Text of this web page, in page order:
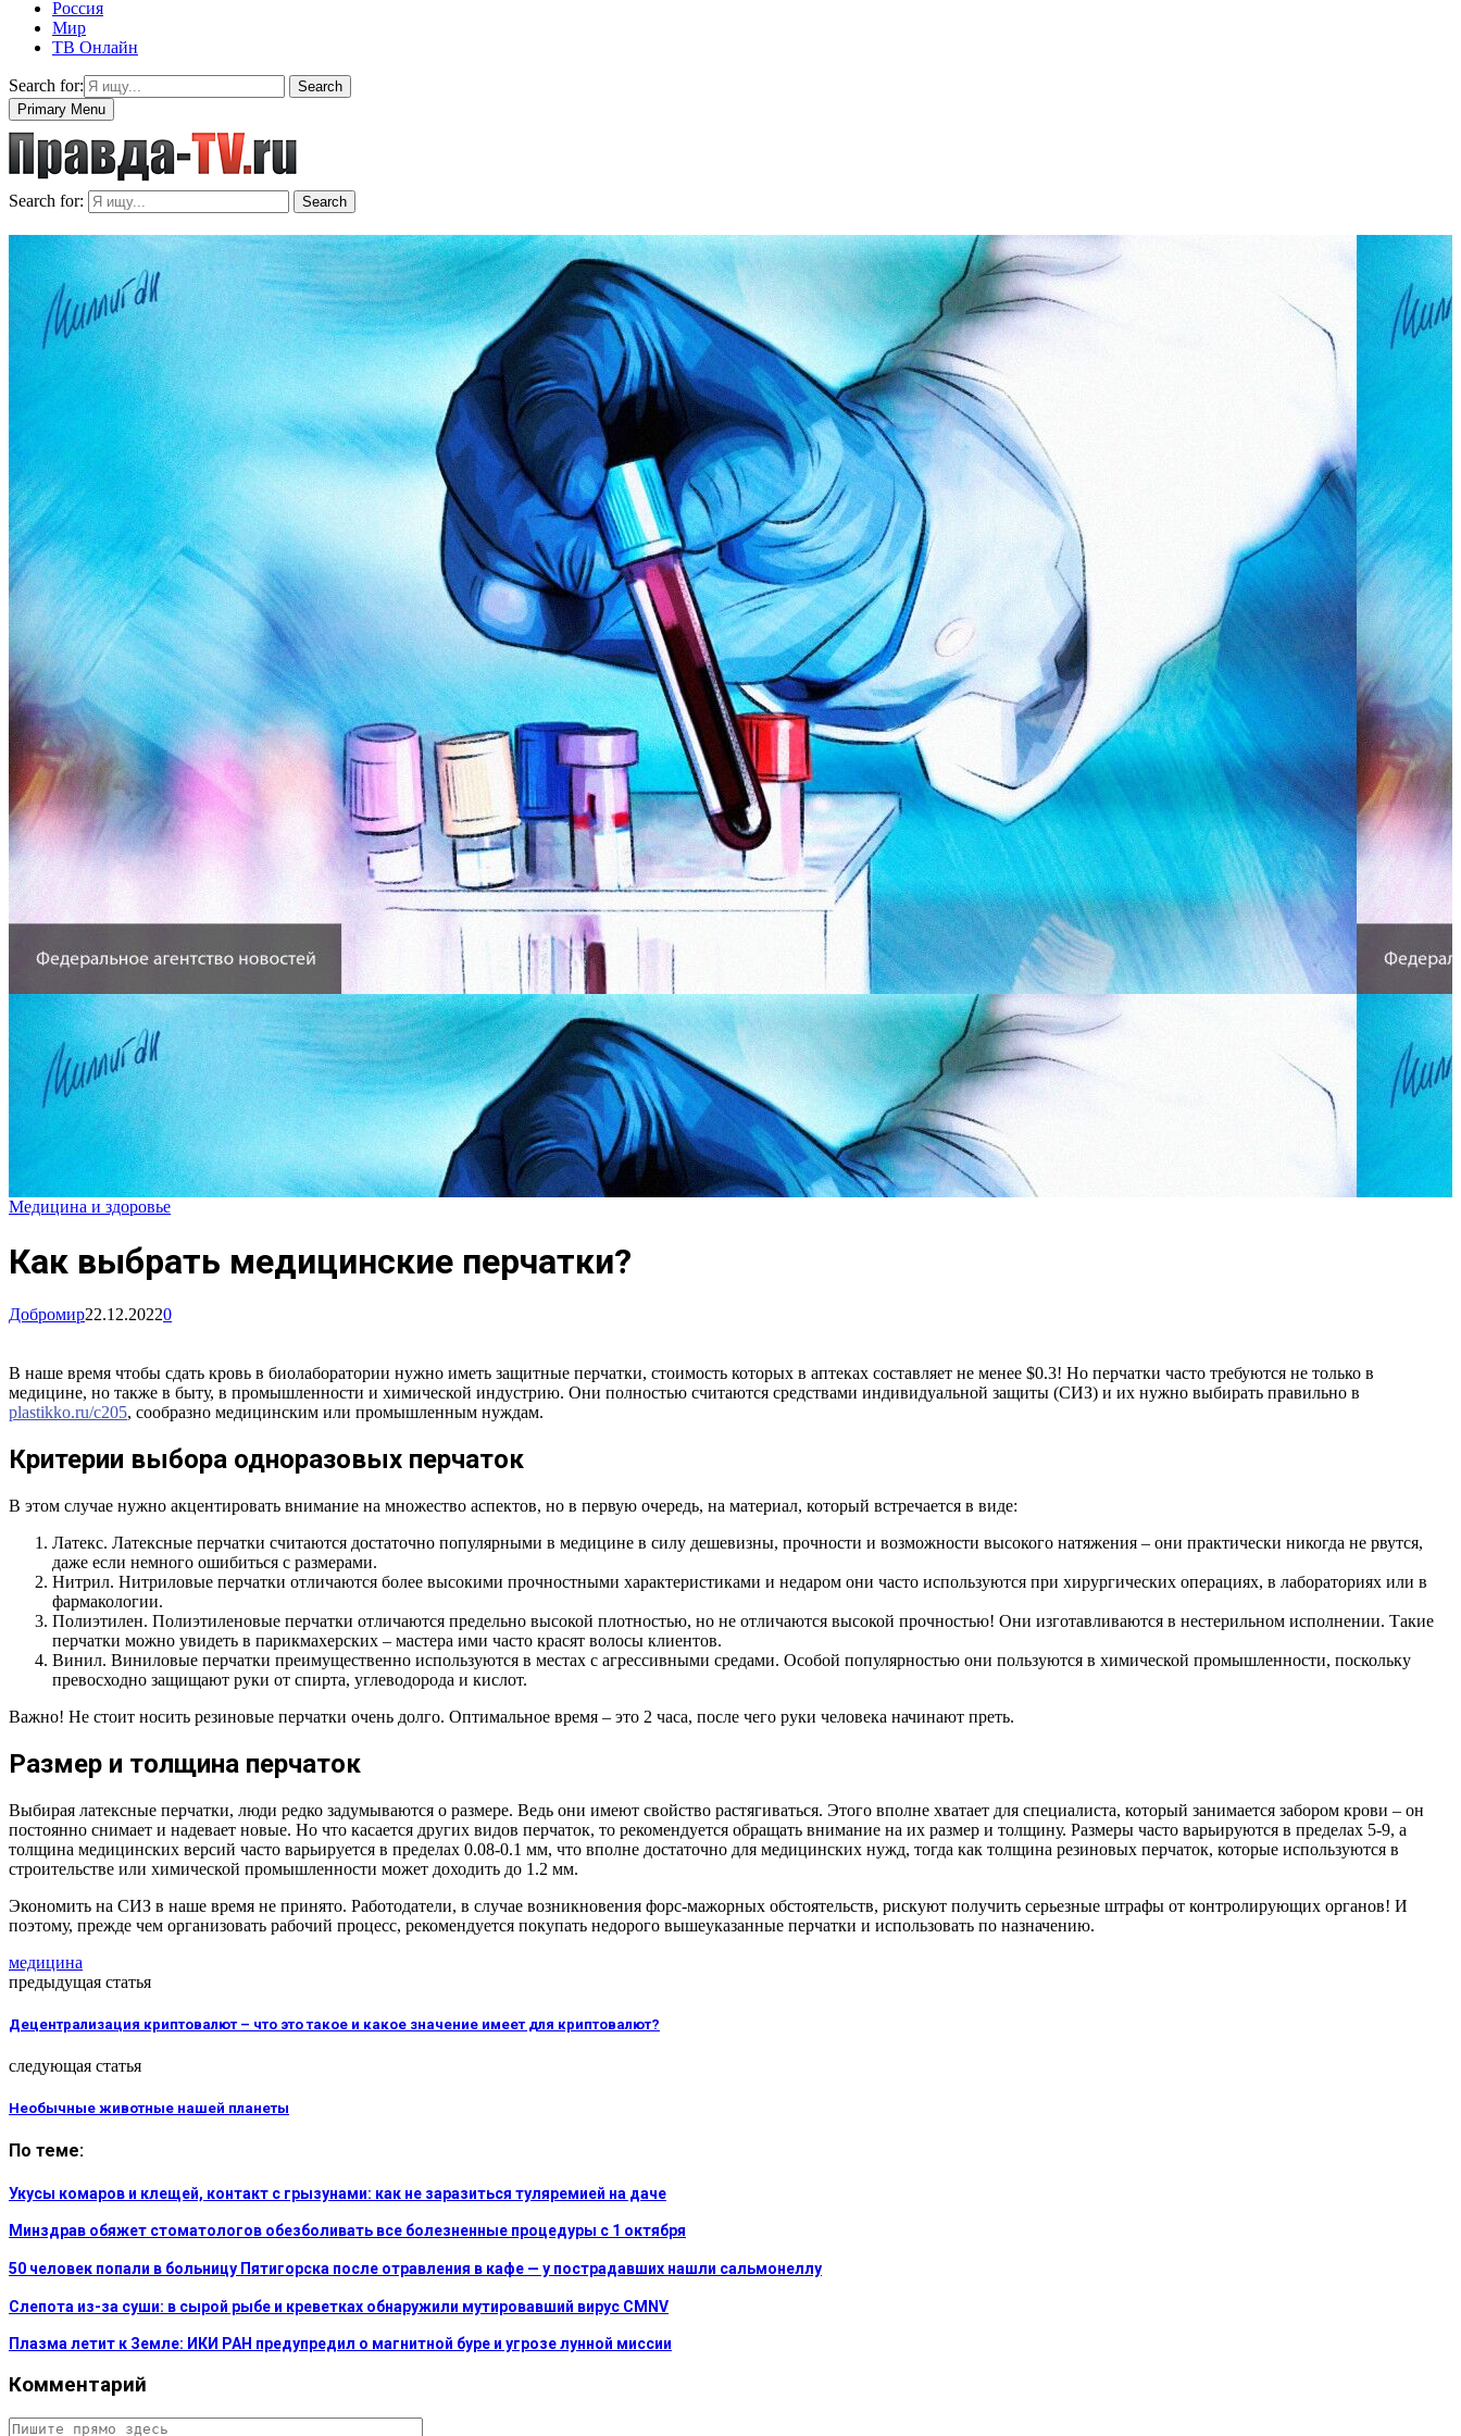
Россия
Мир
ТВ Онлайн
Search for:
Search
Primary Menu
Search for: Search
Медицина и здоровье
Как выбрать медицинские перчатки?
Добромир22.12.20220
В наше время чтобы сдать кровь в биолаборатории нужно иметь защитные перчатки, стоимость которых в аптеках составляет не менее $0.3! Но перчатки часто требуются не только в
медицине, но также в быту, в промышленности и химической индустрию. Они полностью считаются средствами индивидуальной защиты (СИЗ) и их нужно выбирать правильно в
plastikko.ru/c205, сообразно медицинским или промышленным нуждам.
Критерии выбора одноразовых перчаток
В этом случае нужно акцентировать внимание на множество аспектов, но в первую очередь, на материал, который встречается в виде:
Латекс. Латексные перчатки считаются достаточно популярными в медицине в силу дешевизны, прочности и возможности высокого натяжения – они практически никогда не рвутся,
даже если немного ошибиться с размерами.
Нитрил. Нитриловые перчатки отличаются более высокими прочностными характеристиками и недаром они часто используются при хирургических операциях, в лабораториях или в
фармакологии.
Полиэтилен. Полиэтиленовые перчатки отличаются предельно высокой плотностью, но не отличаются высокой прочностью! Они изготавливаются в нестерильном исполнении. Такие
перчатки можно увидеть в парикмахерских – мастера ими часто красят волосы клиентов.
Винил. Виниловые перчатки преимущественно используются в местах с агрессивными средами. Особой популярностью они пользуются в химической промышленности, поскольку
превосходно защищают руки от спирта, углеводорода и кислот.
Важно! Не стоит носить резиновые перчатки очень долго. Оптимальное время – это 2 часа, после чего руки человека начинают преть.
Размер и толщина перчаток
Выбирая латексные перчатки, люди редко задумываются о размере. Ведь они имеют свойство растягиваться. Этого вполне хватает для специалиста, который занимается забором крови – он
постоянно снимает и надевает новые. Но что касается других видов перчаток, то рекомендуется обращать внимание на их размер и толщину. Размеры часто варьируются в пределах 5-9, а
толщина медицинских версий часто варьируется в пределах 0.08-0.1 мм, что вполне достаточно для медицинских нужд, тогда как толщина резиновых перчаток, которые используются в
строительстве или химической промышленности может доходить до 1.2 мм.
Экономить на СИЗ в наше время не принято. Работодатели, в случае возникновения форс-мажорных обстоятельств, рискуют получить серьезные штрафы от контролирующих органов! И
поэтому, прежде чем организовать рабочий процесс, рекомендуется покупать недорого вышеуказанные перчатки и использовать по назначению.
медицина
предыдущая статья
Децентрализация криптовалют – что это такое и какое значение имеет для криптовалют?
следующая статья
Необычные животные нашей планеты
По теме:
Укусы комаров и клещей, контакт с грызунами: как не заразиться туляремией на даче
Минздрав обяжет стоматологов обезболивать все болезненные процедуры с 1 октября
50 человек попали в больницу Пятигорска после отравления в кафе — у пострадавших нашли сальмонеллу
Слепота из-за суши: в сырой рыбе и креветках обнаружили мутировавший вирус CMNV
Плазма летит к Земле: ИКИ РАН предупредил о магнитной буре и угрозе лунной миссии
Комментарий